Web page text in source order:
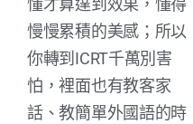
懂才算達到效果，懂得
慢慢累積的美感；所以
你轉到ICRT千萬別害
怕，裡面也有教客家
話、教簡單外國語的時